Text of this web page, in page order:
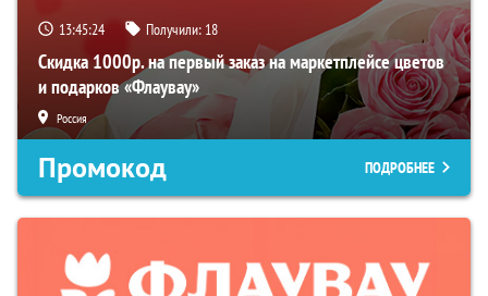
13:45:23 Получили: 18
Скидка 1000р. на первый заказ на маркетплейсе цветов
и подарков «Флаувау»
Россия
Промокод ПОДРОБНЕЕ